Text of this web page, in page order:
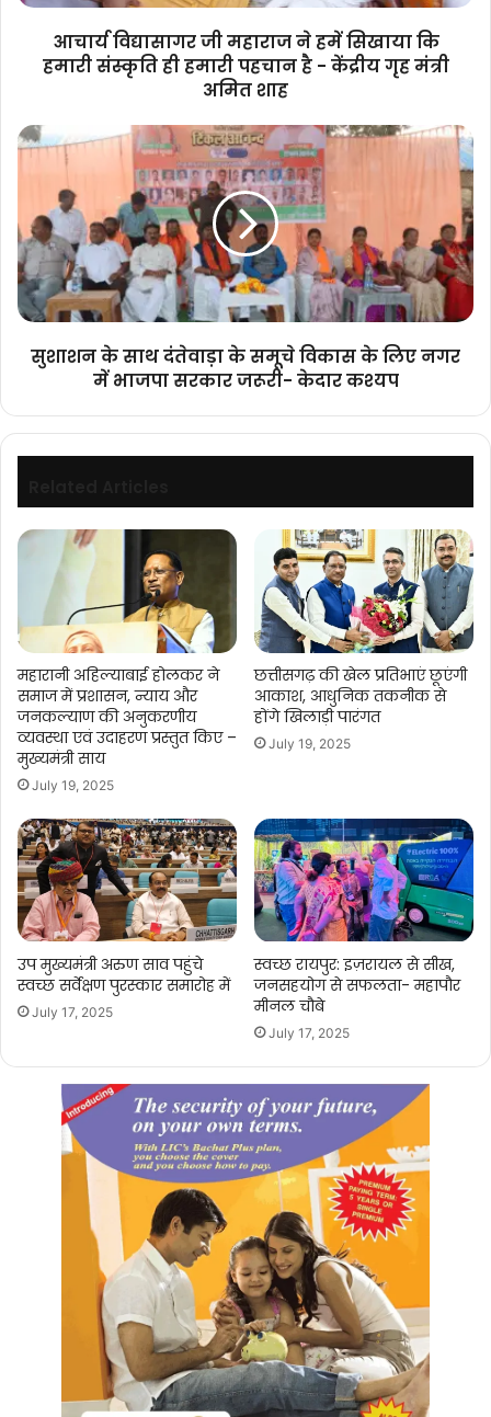
हमारी
-
मंत्री
अमित
शाह
आचार्य विद्यासागर जी महाराज ने हमें सिखाया कि
हमारी संस्कृति ही हमारी पहचान है - केंद्रीय गृह मंत्री
अमित शाह
सुशाशन
के
समूचे
विकास
के
लिए
सरकार
जरूरी-
केदार
सुशाशन के साथ दंतेवाड़ा के समूचे विकास के लिए नगर
में भाजपा सरकार जरूरी- केदार कश्यप
महारानी अहिल्याबाई होलकर ने
समाज में प्रशासन, न्याय और
जनकल्याण की अनुकरणीय
व्यवस्था एवं उदाहरण प्रस्तुत किए –
मुख्यमंत्री साय
July 19, 2025
छत्तीसगढ़ की खेल प्रतिभाएं छूएंगी
आकाश, आधुनिक तकनीक से
होंगे खिलाड़ी पारंगत
July 19, 2025
उप मुख्यमंत्री अरुण साव पहुंचे
स्वच्छ सर्वेक्षण पुरस्कार समारोह में
July 17, 2025
स्वच्छ रायपुर: इज़रायल से सीख,
जनसहयोग से सफलता- महापौर
मीनल चौबे
July 17, 2025